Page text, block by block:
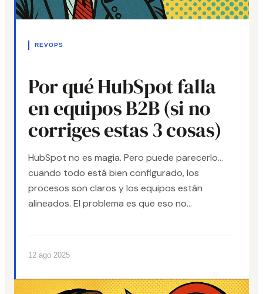
REVOPS
Por qué HubSpot falla
en equipos B2B (si no
corriges estas 3 cosas)
HubSpot no es magia. Pero puede parecerlo...
cuando todo está bien configurado, los
procesos son claros y los equipos están
alineados. El problema es que eso no...
12 ago 2025